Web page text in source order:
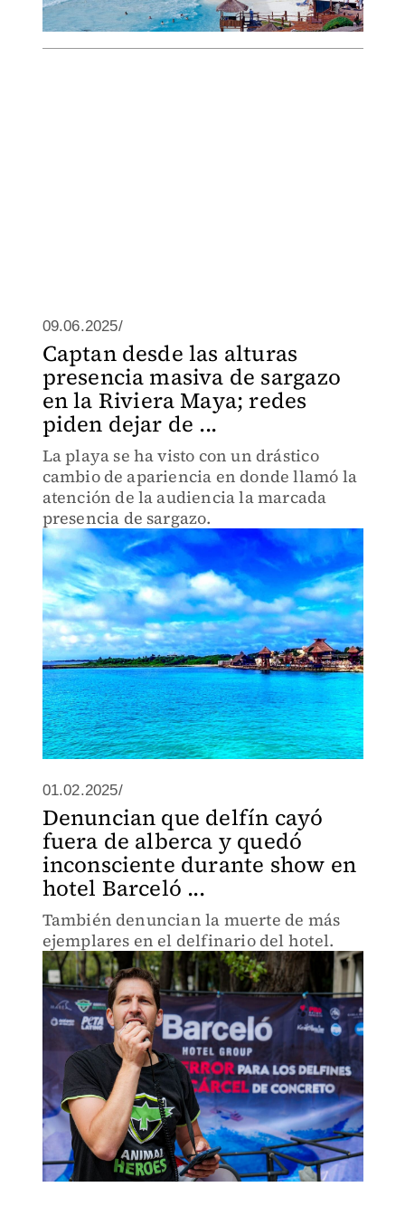
09.06.2025/
Captan desde las alturas
presencia masiva de sargazo
en la Riviera Maya; redes
piden dejar de ...
La playa se ha visto con un drástico
cambio de apariencia en donde llamó la
atención de la audiencia la marcada
presencia de sargazo.
01.02.2025/
Denuncian que delfín cayó
fuera de alberca y quedó
inconsciente durante show en
hotel Barceló ...
También denuncian la muerte de más
ejemplares en el delfinario del hotel.